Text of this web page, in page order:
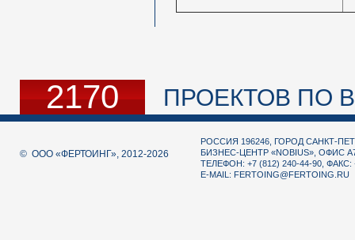
2170 ПРОЕКТОВ ПО
© ООО «ФЕРТОИНГ», 2012-2026
РОССИЯ 196246, ГОРОД САНКТ-
БИЗНЕС-ЦЕНТР «NOBIUS», ОФИС
ТЕЛЕФОН: +7 (812) 240-44-90, ФАКС:
E-MAIL: FERTOING@FERTOING.RU